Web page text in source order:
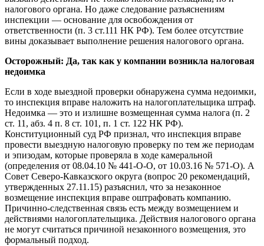
налогового органа. Но даже следование разъяснениям
инспекции — основание для освобождения от
ответственности (п. 3 ст.111 НК РФ). Тем более отсутствие
вины доказывает выполнение решения налогового органа.
Осторожный: Да, так как у компании возникла налоговая
недоимка
Если в ходе выездной проверки обнаружена сумма недоимки,
то инспекция вправе наложить на налогоплательщика штраф.
Недоимка — это и излишне возмещенная сумма налога (п. 2
ст. 11, абз. 4 п. 8 ст. 101, п. 1 ст. 122 НК РФ).
Конституционный суд РФ признал, что инспекция вправе
провести выездную налоговую проверку по тем же периодам
и эпизодам, которые проверяла в ходе камеральной
(определения от 08.04.10 № 441-О-О, от 10.03.16 № 571-О). А
Совет Северо-Кавказского округа (вопрос 20 рекомендаций,
утвержденных 27.11.15) разъяснил, что за незаконное
возмещение инспекция вправе оштрафовать компанию.
Причинно-следственная связь есть между возмещением и
действиями налогоплательщика. Действия налогового органа
не могут считаться причиной незаконного возмещения, это
формальный подход.